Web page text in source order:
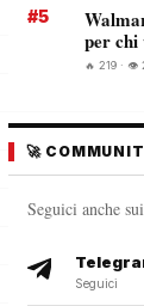
#5
per chi
🔥 219 · 👁️
🚀
Seguici anche
Seguici